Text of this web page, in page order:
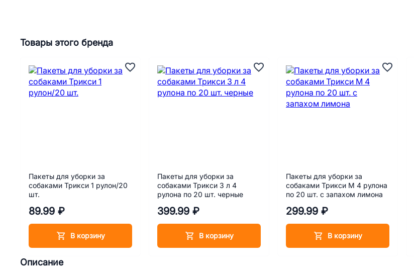
Описание
Товары этого бренда
Пакеты для уборки за
собаками Трикси 1 рулон/20
шт.
89.99 ₽
В корзину
Пакеты для уборки за
собаками Трикси 3 л 4
рулона по 20 шт. черные
399.99 ₽
В корзину
Пакеты для уборки за
собаками Трикси M 4 рулона
по 20 шт. с запахом лимона
299.99 ₽
В корзину